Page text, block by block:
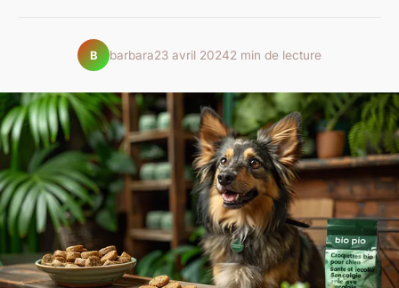
B barbara23 avril 20242 min de lecture